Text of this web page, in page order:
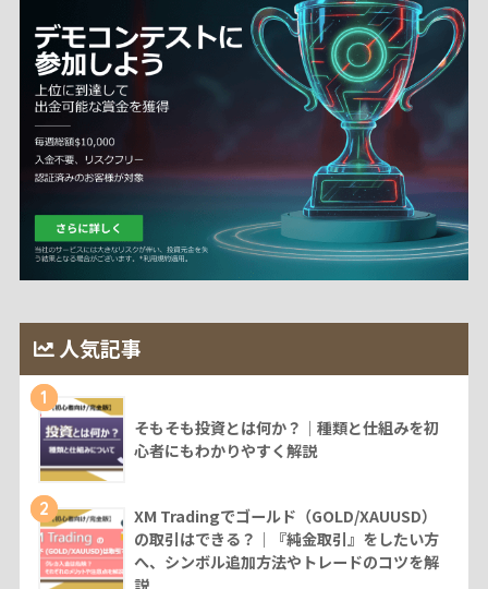
人気記事
1
そもそも投資とは何か？｜種類と仕組みを初
心者にもわかりやすく解説
2
XM Tradingでゴールド（GOLD/XAUUSD）
の取引はできる？｜『純金取引』をしたい方
へ、シンボル追加方法やトレードのコツを解